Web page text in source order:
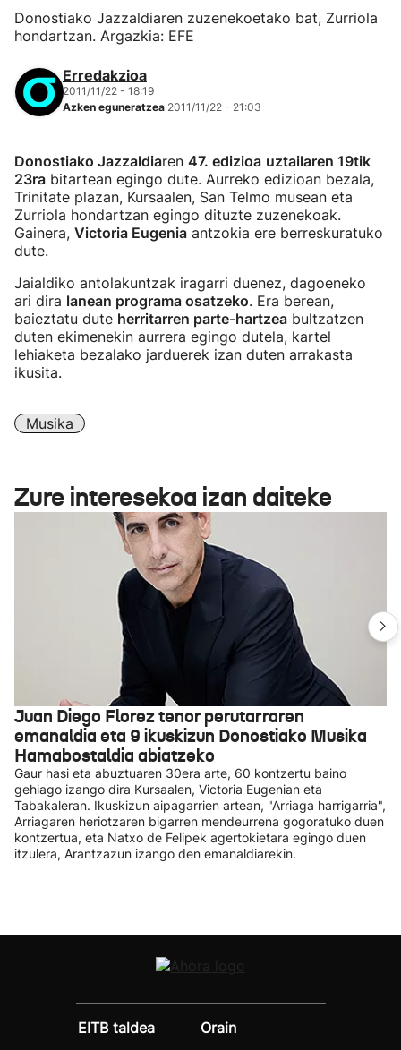
Donostiako Jazzaldiaren zuzenekoetako bat, Zurriola
hondartzan. Argazkia: EFE
Erredakzioa
2011/11/22 - 18:19
Azken eguneratzea 2011/11/22 - 21:03
Donostiako Jazzaldiaren 47. edizioa uztailaren 19tik
23ra bitartean egingo dute. Aurreko edizioan bezala,
Trinitate plazan, Kursaalen, San Telmo musean eta
Zurriola hondartzan egingo dituzte zuzenekoak.
Gainera, Victoria Eugenia antzokia ere berreskuratuko
dute.
Jaialdiko antolakuntzak iragarri duenez, dagoeneko
ari dira lanean programa osatzeko. Era berean,
baieztatu dute herritarren parte-hartzea bultzatzen
duten ekimenekin aurrera egingo dutela, kartel
lehiaketa bezalako jarduerek izan duten arrakasta
ikusita.
Musika
Zure interesekoa izan daiteke
Juan Diego Florez tenor perutarraren
emanaldia eta 9 ikuskizun Donostiako Musika
Hamabostaldia abiatzeko
Gaur hasi eta abuztuaren 30era arte, 60 kontzertu baino
gehiago izango dira Kursaalen, Victoria Eugenian eta
Tabakaleran. Ikuskizun aipagarrien artean, "Arriaga harrigarria",
Arriagaren heriotzaren bigarren mendeurrena gogoratuko duen
kontzertua, eta Natxo de Felipek agertokietara egingo duen
itzulera, Arantzazun izango den emanaldiarekin.
EITB taldea
Orain